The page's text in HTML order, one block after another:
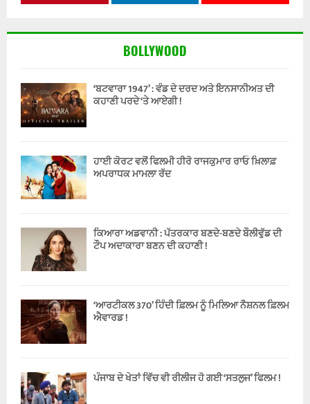
BOLLYWOOD
‘ਬਟਵਾਰਾ 1947’ : ਵੰਡ ਦੇ ਦਰਦ ਅਤੇ ਇਨਸਾਨੀਅਤ ਦੀ
ਕਹਾਣੀ ਪਰਦੇ ‘ਤੇ ਆਏਗੀ !
ਹਾਈ ਕੋਰਟ ਵਲੋਂ ਫਿਲਮੀ ਹੀਰੋ ਰਾਜਕੁਮਾਰ ਰਾਓ ਖ਼ਿਲਾਫ਼
ਅਪਰਾਧਕ ਮਾਮਲਾ ਰੱਦ
ਕਿਆਰਾ ਅਡਵਾਨੀ : ਪੱਤਰਕਾਰ ਬਣਦੇ-ਬਣਦੇ ਬੌਲੀਵੁੱਡ ਦੀ
ਟੌਪ ਅਦਾਕਾਰਾ ਬਣਨ ਦੀ ਕਹਾਣੀ !
‘ਆਰਟੀਕਲ 370’ ਹਿੰਦੀ ਫ਼ਿਲਮ ਨੂੰ ਮਿਲਿਆ ਨੈਸ਼ਨਲ ਫ਼ਿਲਮ
ਐਵਾਰਡ !
ਪੰਜਾਬ ਦੇ ਖੇਤਾਂ ਵਿੱਚ ਵੀ ਰੀਲੀਜ ਹੋ ਗਈ ‘ਸਤਲੁਜ’ ਫਿਲਮ !